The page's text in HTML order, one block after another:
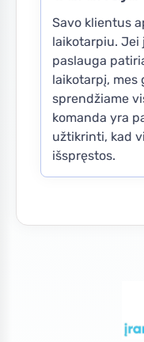
Savo klientus
laikotarpiu. Jei
paslauga
laikotarpį, mes
sprendžiame
komanda yra
užtikrinti, kad
išspręstos.